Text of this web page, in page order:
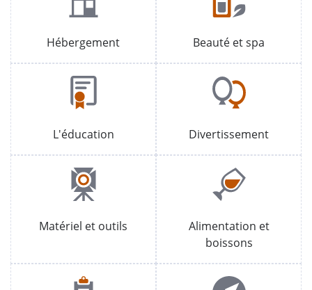
Hébergement Beauté et spa
L'éducation Divertissement
Matériel et outils
Alimentation et
boissons